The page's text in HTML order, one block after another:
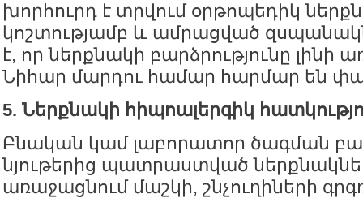
խորհուրդ է տրվում օրթոպեդիկ
կոշտությամբ և ամրացված
է, որ ներքնակի բարձրությունը լինի
Նիհար մարդու համար հարմար են
5. Ներքնակի հիպոալերգիկ
Բնական կամ լաբորատոր ծագման
նյութերից պատրաստված
առաջացնում մաշկի, շնչուղիների